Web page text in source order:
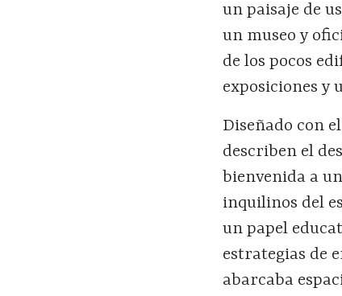
un paisaje de
un museo y
de los pocos
exposiciones y
Diseñado con
describen el
bienvenida a
inquilinos del
un papel
estrategias de
abarcaba